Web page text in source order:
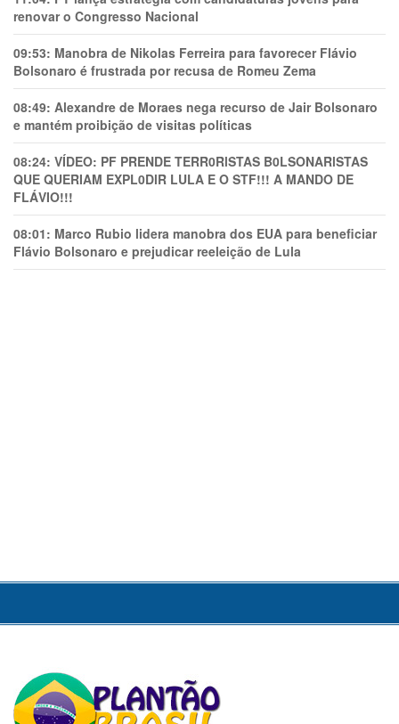
renovar o Congresso Nacional
09:53: Manobra de Nikolas Ferreira para favorecer Flávio
Bolsonaro é frustrada por recusa de Romeu Zema
08:49: Alexandre de Moraes nega recurso de Jair Bolsonaro
e mantém proibição de visitas políticas
08:24: VÍDEO: PF PRENDE TERR0RlSTAS B0LSONARlSTAS
QUE QUERIAM EXPL0DlR LULA E O STF!!! A MANDO DE
FLÁVIO!!!
08:01: Marco Rubio lidera manobra dos EUA para beneficiar
Flávio Bolsonaro e prejudicar reeleição de Lula